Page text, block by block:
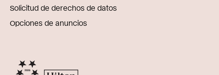
Solicitud de derechos de datos
Opciones de anuncios